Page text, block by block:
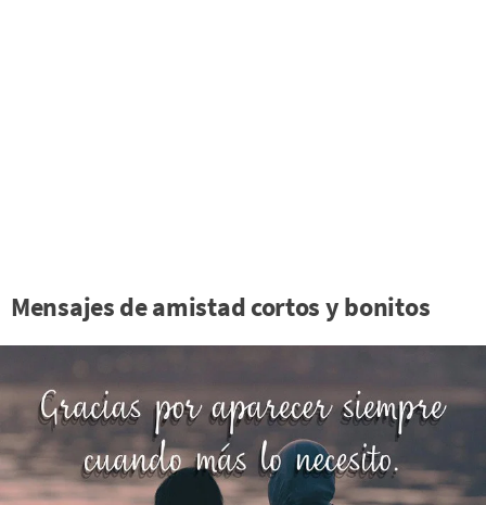
Mensajes de amistad cortos y bonitos